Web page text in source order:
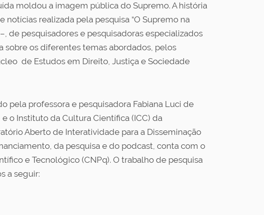
moldou a imagem pública do Supremo. A história
realizada pela pesquisa “O Supremo na
–, de pesquisadores e pesquisadoras especializados
sobre os diferentes temas abordados, pelos
de Estudos em Direito, Justiça e Sociedade
pela professora e pesquisadora Fabiana Luci de
o Instituto da Cultura Científica (ICC) da
Aberto de Interatividade para a Disseminação
da pesquisa e do podcast, conta com o
e Tecnológico (CNPq). O trabalho de pesquisa
a seguir: